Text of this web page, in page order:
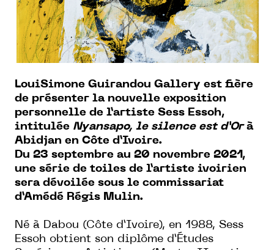
LouiSimone Guirandou Gallery est fière
de présenter la nouvelle exposition
personnelle de l’artiste Sess Essoh,
intitulée Nyansapo, le silence est d’Orà
Abidjan en Côte d’Ivoire.
Du 23 septembre au 20 novembre 2021,
une série de toiles de l’artiste ivoirien
sera dévoilée sous le commissariat
d’Amédé Régis Mulin.
Né à Dabou (Côte d’Ivoire), en 1988, Sess
Essoh obtient son diplôme d’Études